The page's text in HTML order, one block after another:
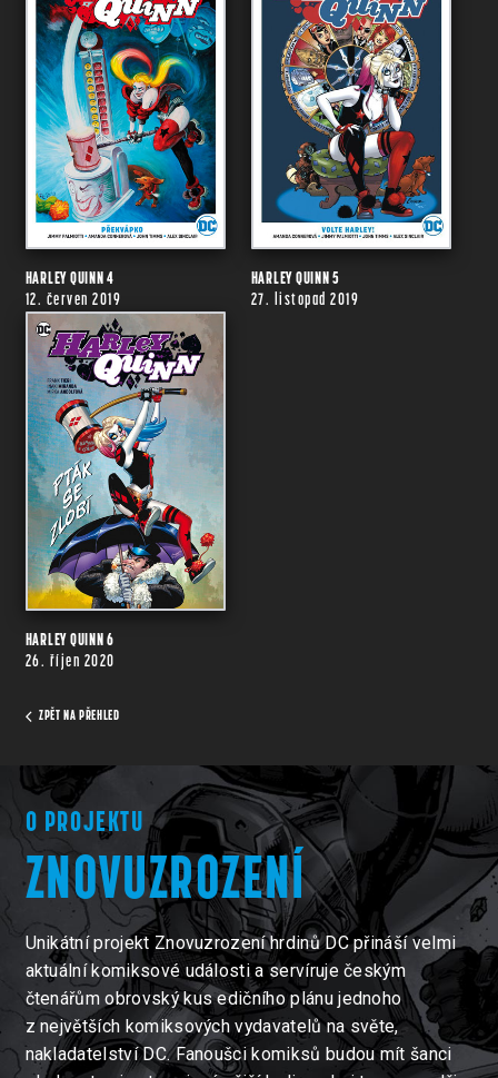
HARLEY QUINN 4
12. červen 2019
HARLEY QUINN 5
27. listopad 2019
HARLEY QUINN 6
26. říjen 2020
ZPĚT NA PŘEHLED
O PROJEKTU
ZNOVUZROZENÍ
Unikátní projekt Znovuzrození hrdinů DC přináší velmi
aktuální komiksové události a servíruje českým
čtenářům obrovský kus edičního plánu jednoho
z největších komiksových vydavatelů na světe,
nakladatelství DC. Fanoušci komiksů budou mít šanci